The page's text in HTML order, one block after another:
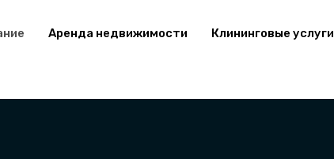
Аренда недвижимости Клининговые услуги